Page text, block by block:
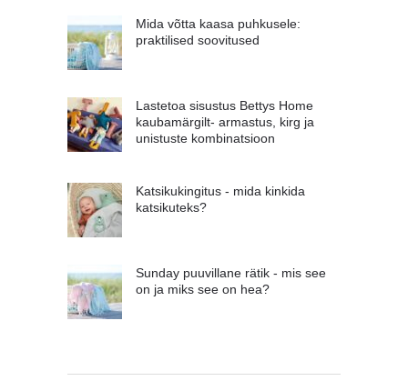
Mida võtta kaasa puhkusele:
praktilised soovitused
Lastetoa sisustus Bettys Home
kaubamärgilt- armastus, kirg ja
unistuste kombinatsioon
Katsikukingitus - mida kinkida
katsikuteks?
Sunday puuvillane rätik - mis see
on ja miks see on hea?